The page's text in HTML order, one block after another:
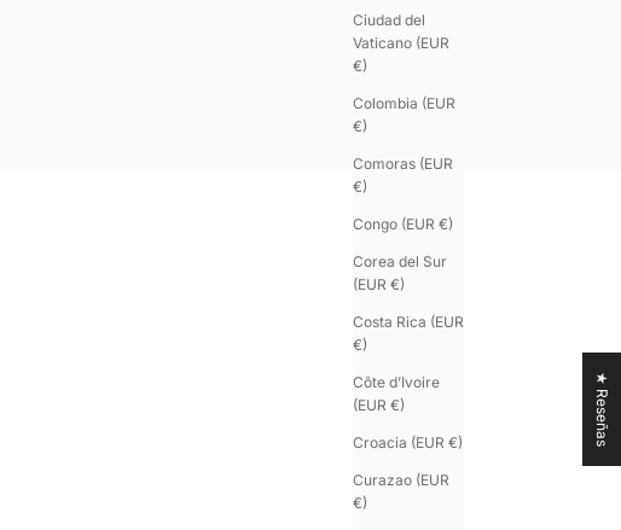
Ciudad del
Vaticano (EUR
€)
Colombia (EUR
€)
Comoras (EUR
€)
Congo (EUR €)
Corea del Sur
(EUR €)
Costa Rica (EUR
€)
Côte d’Ivoire
(EUR €)
Croacia (EUR €)
Curazao (EUR
€)
★ Reseñas